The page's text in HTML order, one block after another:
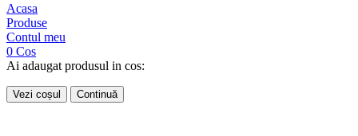
Acasa
Produse
Contul meu
0 Cos
Ai adaugat produsul in cos:
Vezi coșul Continuă